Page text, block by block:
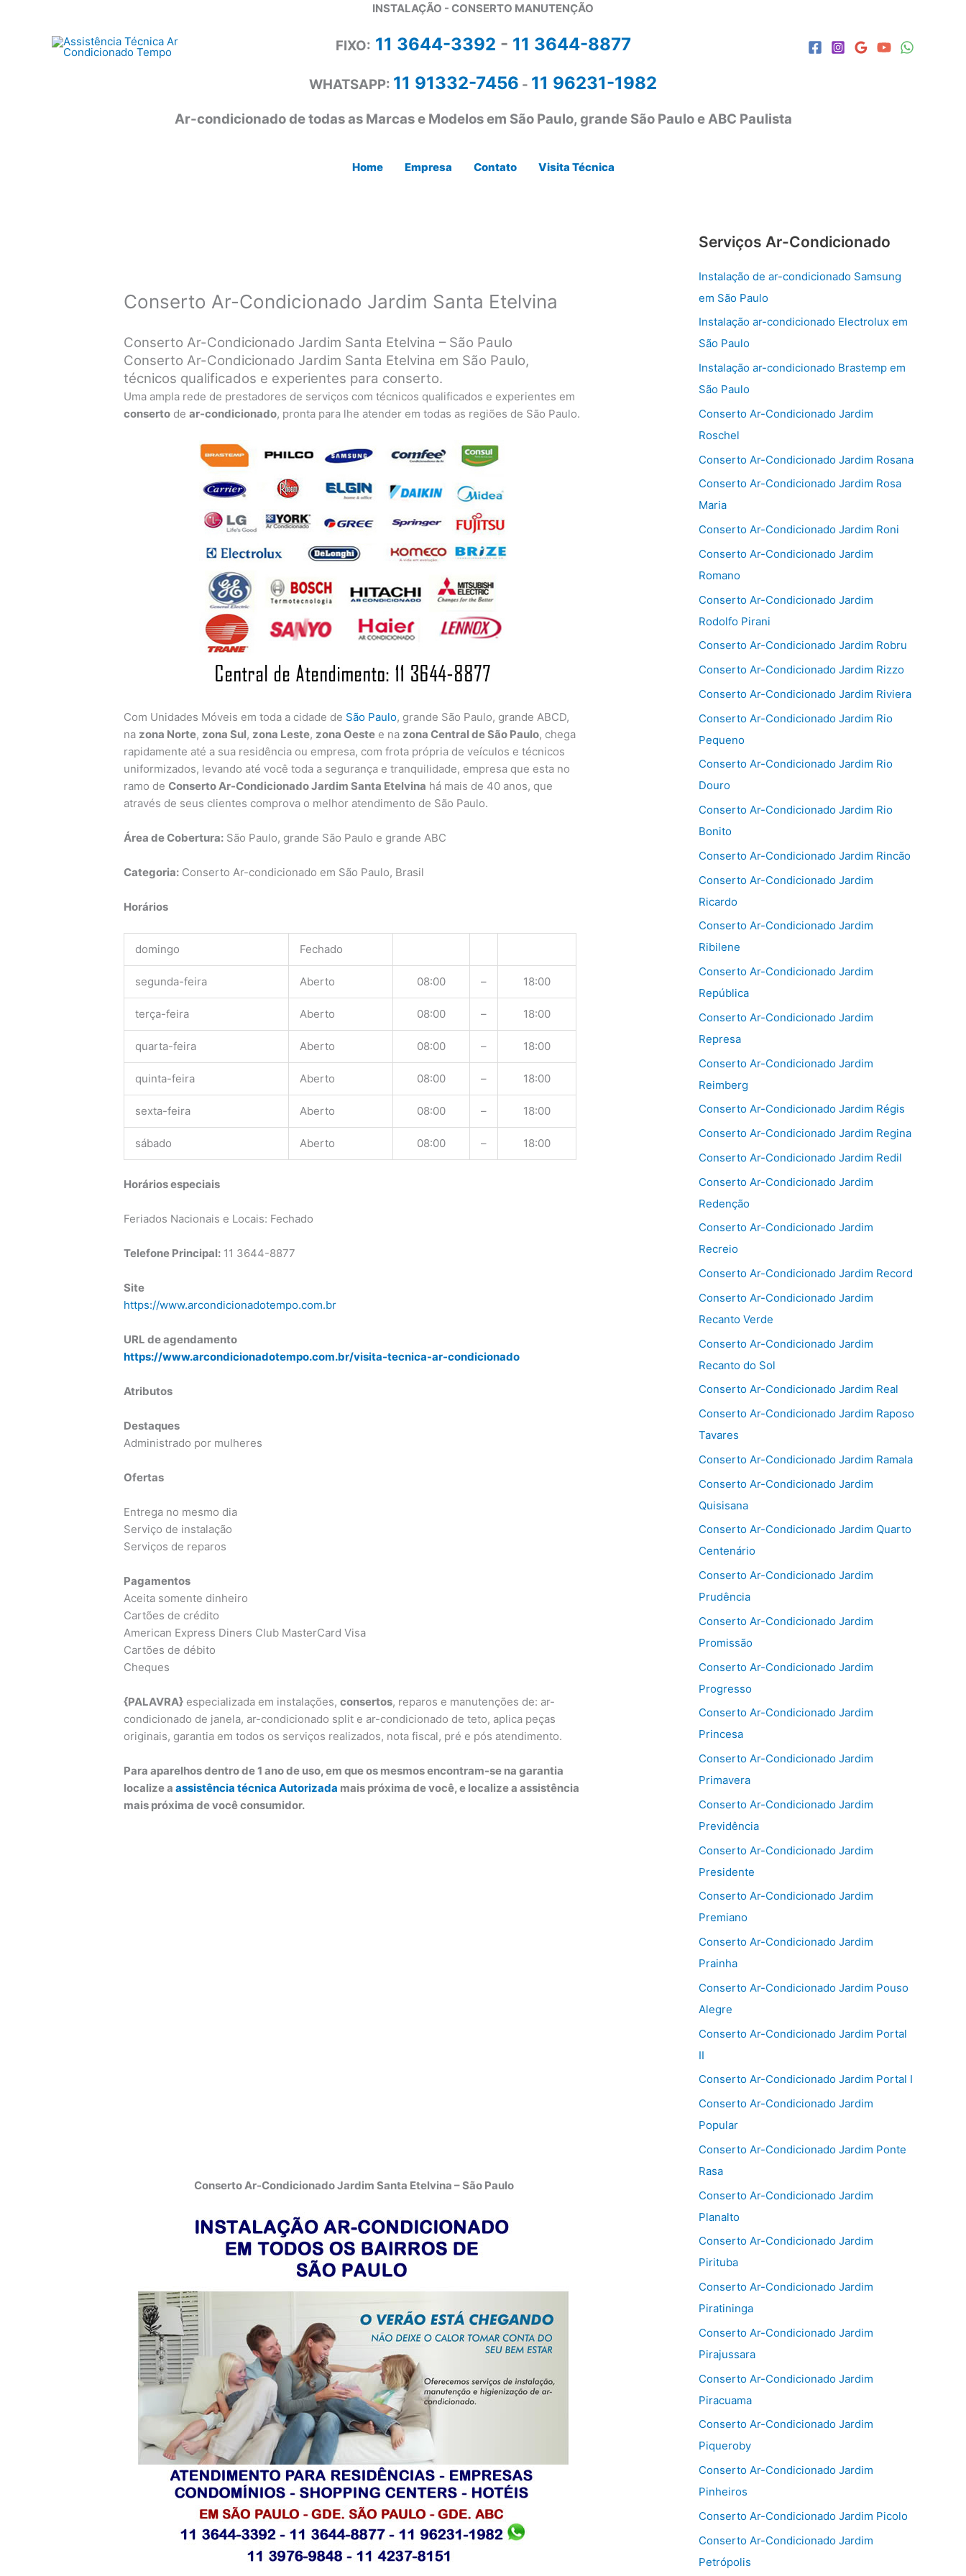
INSTALAÇÃO - CONSERTO MANUTENÇÃO
FIXO: 11 3644-3392 - 11 3644-8877
WHATSAPP: 11 91332-7456 - 11 96231-1982
Ar-condicionado de todas as Marcas e Modelos em São Paulo, grande São Paulo e ABC Paulista
Home Empresa Contato Visita Técnica
Conserto Ar-Condicionado Jardim Santa Etelvina
Conserto Ar-Condicionado Jardim Santa Etelvina – São Paulo
Conserto Ar-Condicionado Jardim Santa Etelvina em São Paulo,
técnicos qualificados e experientes para conserto.
Uma ampla rede de prestadores de serviços com técnicos qualificados e experientes em
conserto dear-condicionado, pronta para lhe atender em todas as regiões de São Paulo.
Com Unidades Móveis em toda a cidade de São Paulo, grande São Paulo, grande ABCD,
na zona Norte, zona Sul, zona Leste, zona Oeste e na zona Central de São Paulo, chega
rapidamente até a sua residência ou empresa, com frota própria de veículos e técnicos
uniformizados, levando até você toda a segurança e tranquilidade, empresa que esta no
ramo deConserto Ar-Condicionado Jardim Santa Etelvina há mais de 40 anos, que
através de seus clientes comprova o melhor atendimento de São Paulo.
Área de Cobertura: São Paulo, grande São Paulo e grande ABC
Categoria: Conserto Ar-condicionado em São Paulo, Brasil
Horários
domingo Fechado
segunda-feira Aberto 08:00 – 18:00
terça-feira Aberto 08:00 – 18:00
quarta-feira Aberto 08:00 – 18:00
quinta-feira Aberto 08:00 – 18:00
sexta-feira Aberto 08:00 – 18:00
sábado Aberto 08:00 – 18:00
Horários especiais
Feriados Nacionais e Locais: Fechado
Telefone Principal: 11 3644-8877
Site
https://www.arcondicionadotempo.com.br
URL de agendamento
https://www.arcondicionadotempo.com.br/visita-tecnica-ar-condicionado
Atributos
Destaques
Administrado por mulheres
Ofertas
Entrega no mesmo dia
Serviço de instalação
Serviços de reparos
Pagamentos
Aceita somente dinheiro
Cartões de crédito
American Express Diners Club MasterCard Visa
Cartões de débito
Cheques
{PALAVRA} especializada em instalações,consertos, reparos e manutenções de: ar-
condicionado de janela, ar-condicionado split e ar-condicionado de teto, aplica peças
originais, garantia em todos os serviços realizados, nota fiscal, pré e pós atendimento.
Para aparelhos dentro de 1 ano de uso, em que os mesmos encontram-se na garantia
localize aassistência técnica Autorizada mais próxima de você, e localize a assistência
mais próxima de você consumidor.
Conserto Ar-Condicionado Jardim Santa Etelvina – São Paulo
Serviços Ar-Condicionado
Instalação de ar-condicionado Samsung
em São Paulo
Instalação ar-condicionado Electrolux em
São Paulo
Instalação ar-condicionado Brastemp em
São Paulo
Conserto Ar-Condicionado Jardim
Roschel
Conserto Ar-Condicionado Jardim Rosana
Conserto Ar-Condicionado Jardim Rosa
Maria
Conserto Ar-Condicionado Jardim Roni
Conserto Ar-Condicionado Jardim
Romano
Conserto Ar-Condicionado Jardim
Rodolfo Pirani
Conserto Ar-Condicionado Jardim Robru
Conserto Ar-Condicionado Jardim Rizzo
Conserto Ar-Condicionado Jardim Riviera
Conserto Ar-Condicionado Jardim Rio
Pequeno
Conserto Ar-Condicionado Jardim Rio
Douro
Conserto Ar-Condicionado Jardim Rio
Bonito
Conserto Ar-Condicionado Jardim Rincão
Conserto Ar-Condicionado Jardim
Ricardo
Conserto Ar-Condicionado Jardim
Ribilene
Conserto Ar-Condicionado Jardim
República
Conserto Ar-Condicionado Jardim
Represa
Conserto Ar-Condicionado Jardim
Reimberg
Conserto Ar-Condicionado Jardim Régis
Conserto Ar-Condicionado Jardim Regina
Conserto Ar-Condicionado Jardim Redil
Conserto Ar-Condicionado Jardim
Redenção
Conserto Ar-Condicionado Jardim
Recreio
Conserto Ar-Condicionado Jardim Record
Conserto Ar-Condicionado Jardim
Recanto Verde
Conserto Ar-Condicionado Jardim
Recanto do Sol
Conserto Ar-Condicionado Jardim Real
Conserto Ar-Condicionado Jardim Raposo
Tavares
Conserto Ar-Condicionado Jardim Ramala
Conserto Ar-Condicionado Jardim
Quisisana
Conserto Ar-Condicionado Jardim Quarto
Centenário
Conserto Ar-Condicionado Jardim
Prudência
Conserto Ar-Condicionado Jardim
Promissão
Conserto Ar-Condicionado Jardim
Progresso
Conserto Ar-Condicionado Jardim
Princesa
Conserto Ar-Condicionado Jardim
Primavera
Conserto Ar-Condicionado Jardim
Previdência
Conserto Ar-Condicionado Jardim
Presidente
Conserto Ar-Condicionado Jardim
Premiano
Conserto Ar-Condicionado Jardim
Prainha
Conserto Ar-Condicionado Jardim Pouso
Alegre
Conserto Ar-Condicionado Jardim Portal
II
Conserto Ar-Condicionado Jardim Portal I
Conserto Ar-Condicionado Jardim
Popular
Conserto Ar-Condicionado Jardim Ponte
Rasa
Conserto Ar-Condicionado Jardim
Planalto
Conserto Ar-Condicionado Jardim
Pirituba
Conserto Ar-Condicionado Jardim
Piratininga
Conserto Ar-Condicionado Jardim
Pirajussara
Conserto Ar-Condicionado Jardim
Piracuama
Conserto Ar-Condicionado Jardim
Piqueroby
Conserto Ar-Condicionado Jardim
Pinheiros
Conserto Ar-Condicionado Jardim Picolo
Conserto Ar-Condicionado Jardim
Petrópolis